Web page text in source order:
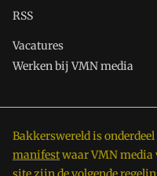
RSS
Vacatures
Werken bij VMN media
Bakkerswereld is
manifestwaar VMN media